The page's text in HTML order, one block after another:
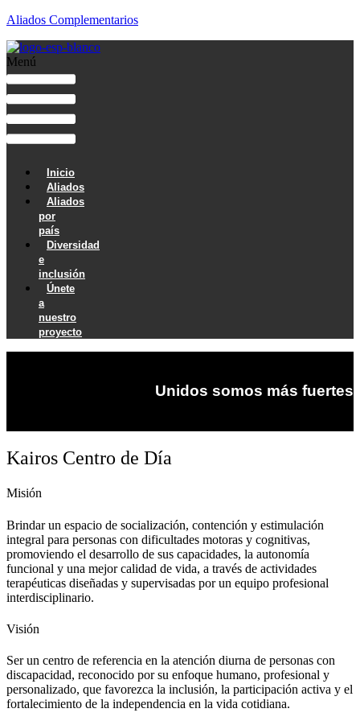
Aliados Complementarios
Menú
Inicio
Aliados
Aliados
por
país
Diversidad
e
inclusión
Únete
a
nuestro
proyecto
Unidos somos más fuertes
Kairos Centro de Día
Misión
Brindar un espacio de socialización, contención y estimulación
integral para personas con dificultades motoras y cognitivas,
promoviendo el desarrollo de sus capacidades, la autonomía
funcional y una mejor calidad de vida, a través de actividades
terapéuticas diseñadas y supervisadas por un equipo profesional
interdisciplinario.
Visión
Ser un centro de referencia en la atención diurna de personas con
discapacidad, reconocido por su enfoque humano, profesional y
personalizado, que favorezca la inclusión, la participación activa y el
fortalecimiento de la independencia en la vida cotidiana.